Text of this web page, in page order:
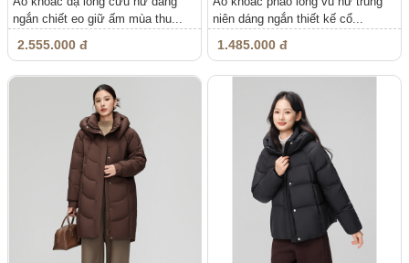
ngắn chiết eo giữ ấm mùa thu...
2.555.000 đ
niên dáng ngắn thiết kế cổ...
1.485.000 đ